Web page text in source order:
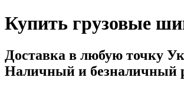
Купить грузовые
Доставка в любую точку
Наличный и безналичный